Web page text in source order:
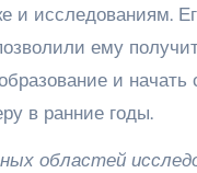
и исследованиям.
ему
и начать
в ранние годы.
областей